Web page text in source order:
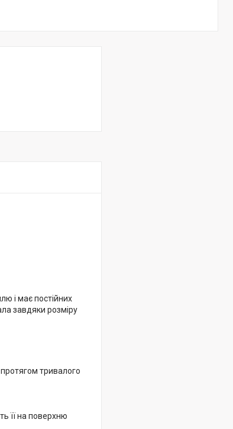
і має постійних
завдяки розміру
тривалого
її на поверхню